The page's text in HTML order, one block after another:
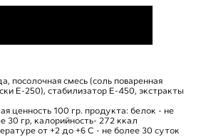
посолочная смесь (соль поваренная
Е-250), стабилизатор Е-450, экстракты
ценность 100 гр. продукта: белок - не
30 гр, калорийность- 272 ккал
от +2 до +6 С - не более 30 суток